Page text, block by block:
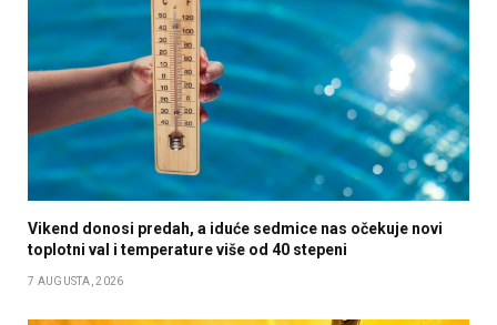
Vikend donosi predah, a iduće sedmice nas očekuje novi
toplotni val i temperature više od 40 stepeni
7 AUGUSTA, 2026